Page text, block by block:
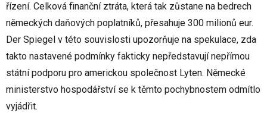
řízení. Celková finanční ztráta, která tak zůstane na bedrech
německých daňových poplatníků, přesahuje 300 milionů eur.
Der Spiegel v této souvislosti upozorňuje na spekulace, zda
takto nastavené podmínky fakticky nepředstavují nepřímou
státní podporu pro americkou společnost Lyten. Německé
ministerstvo hospodářství se k těmto pochybnostem odmítlo
vyjádřit.